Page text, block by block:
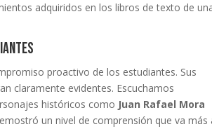
adquiridos en los libros de texto de
proactivo de los estudiantes. Sus
claramente evidentes. Escuchamos
históricos como Juan Rafael Mora
un nivel de comprensión que va más